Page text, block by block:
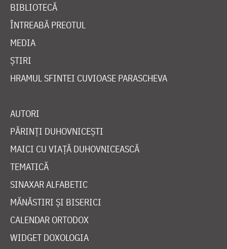
BIBLIOTECĂ
ÎNTREABĂ PREOTUL
MEDIA
ȘTIRI
HRAMUL SFINTEI CUVIOASE PARASCHEVA
AUTORI
PĂRINȚI DUHOVNICEȘTI
MAICI CU VIAȚĂ DUHOVNICEASCĂ
TEMATICĂ
SINAXAR ALFABETIC
MĂNĂSTIRI ȘI BISERICI
CALENDAR ORTODOX
WIDGET DOXOLOGIA